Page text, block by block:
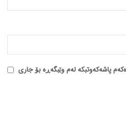
پاشەکەوتبکە لەم وێبگەڕە بۆ جاری